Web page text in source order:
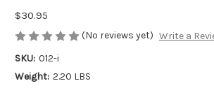
$30.95
(No reviews yet) Write a
SKU: 012-i
Weight: 2.20 LBS